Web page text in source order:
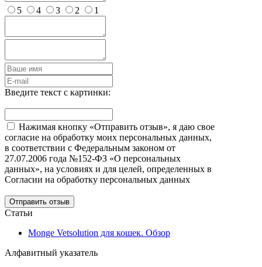
5 4 3 2 1
Введите текст с картинки:
Нажимая кнопку «Отправить отзыв», я даю свое
согласие на обработку моих персональных данных,
в соответствии с Федеральным законом от
27.07.2006 года №152-ФЗ «О персональных
данных», на условиях и для целей, определенных в
Согласии на обработку персональных данных
Отправить отзыв
Статьи
Monge Vetsolution для кошек. Обзор
Алфавитный указатель